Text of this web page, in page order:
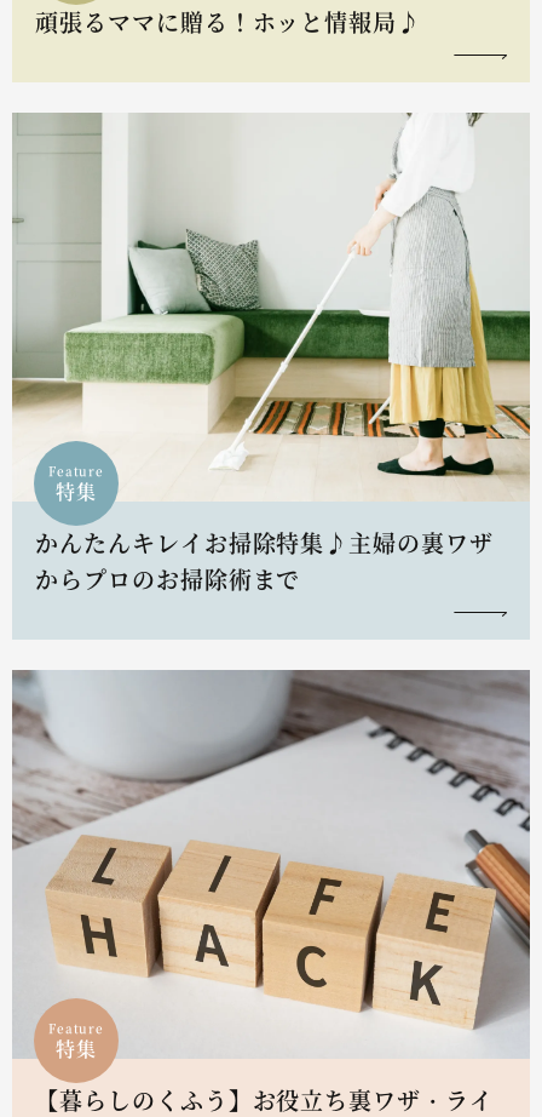
頑張るママに贈る！ホッと情報局♪
Feature
特集
かんたんキレイお掃除特集♪主婦の裏ワザ
からプロのお掃除術まで
Feature
特集
【暮らしのくふう】お役立ち裏ワザ・ライ